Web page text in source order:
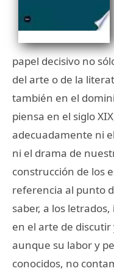
papel decisivo no
del arte o de la
también en el
piensa en el siglo
adecuadamente ni
ni el drama de
construcción de los
referencia al punto
saber, a los
en el arte de
aunque su labor y
conocidos, no